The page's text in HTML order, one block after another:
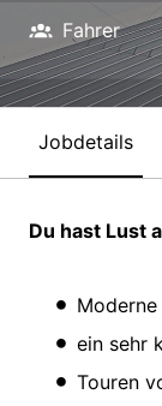
Fahrer
Jobdetails
Du hast Lust
ein sehr
Touren